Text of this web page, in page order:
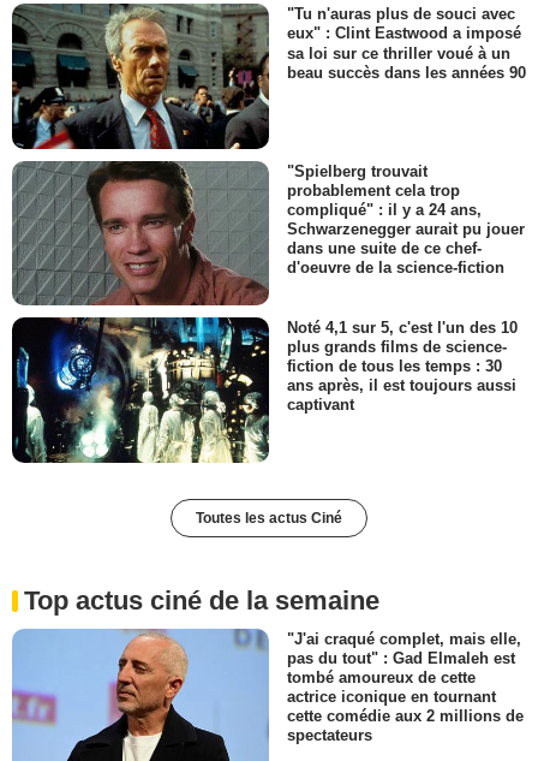
"Tu n'auras plus de souci avec
eux" : Clint Eastwood a imposé
sa loi sur ce thriller voué à un
beau succès dans les années 90
"Spielberg trouvait
probablement cela trop
compliqué" : il y a 24 ans,
Schwarzenegger aurait pu jouer
dans une suite de ce chef-
d'oeuvre de la science-fiction
Noté 4,1 sur 5, c'est l'un des 10
plus grands films de science-
fiction de tous les temps : 30
ans après, il est toujours aussi
captivant
Toutes les actus Ciné
Top actus ciné de la semaine
"J'ai craqué complet, mais elle,
pas du tout" : Gad Elmaleh est
tombé amoureux de cette
actrice iconique en tournant
cette comédie aux 2 millions de
spectateurs